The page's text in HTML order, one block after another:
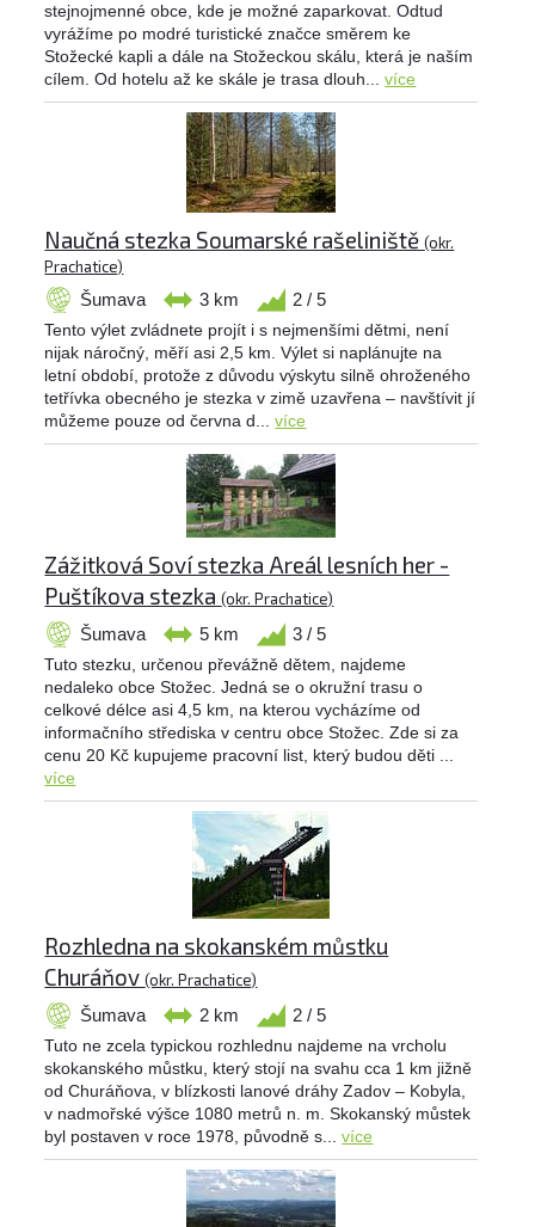
stejnojmenné obce, kde je možné zaparkovat. Odtud
vyrážíme po modré turistické značce směrem ke
Stožecké kapli a dále na Stožeckou skálu, která je naším
cílem. Od hotelu až ke skále je trasa dlouh...více
Naučná stezka Soumarské rašeliniště(okr.
Prachatice)
Šumava 3 km 2 / 5
Tento výlet zvládnete projít i s nejmenšími dětmi, není
nijak náročný, měří asi 2,5 km. Výlet si naplánujte na
letní období, protože z důvodu výskytu silně ohroženého
tetřívka obecného je stezka v zimě uzavřena – navštívit jí
můžeme pouze od června d...více
Zážitková Soví stezka Areál lesních her -
Puštíkova stezka(okr. Prachatice)
Šumava 5 km 3 / 5
Tuto stezku, určenou převážně dětem, najdeme
nedaleko obce Stožec. Jedná se o okružní trasu o
celkové délce asi 4,5 km, na kterou vycházíme od
informačního střediska v centru obce Stožec. Zde si za
cenu 20 Kč kupujeme pracovní list, který budou děti ...
více
Rozhledna na skokanském můstku
Churáňov(okr. Prachatice)
Šumava 2 km 2 / 5
Tuto ne zcela typickou rozhlednu najdeme na vrcholu
skokanského můstku, který stojí na svahu cca 1 km jižně
od Churáňova, v blízkosti lanové dráhy Zadov – Kobyla,
v nadmořské výšce 1080 metrů n. m. Skokanský můstek
byl postaven v roce 1978, původně s...více